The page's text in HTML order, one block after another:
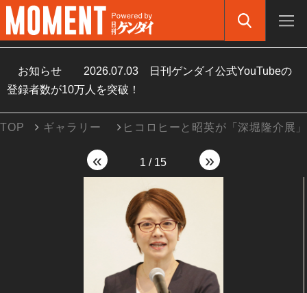
お知らせ 2026.07.03
日刊ゲンダイ公式YouTubeの
登録者数が10万人を突破！
TOP ギャラリー ヒコロヒーと昭英が「深堀隆介展
« »
1 / 15